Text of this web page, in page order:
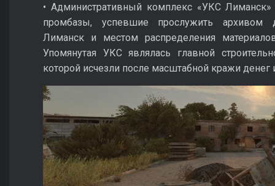
• Административный комплекс «УКС
промбазы, успевшие прослужить архивом
Лиманск и местом распределения
Упомянутая УКС являлась главной
которой исчезли после масштабной кражи денег